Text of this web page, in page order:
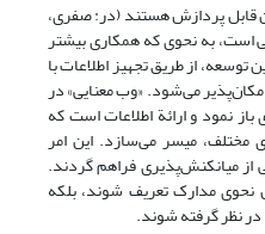
قابل پردازش هستند (در: صفری،
است، به نحوی که همکاری بیشتر
توسعه، از طریق تجهیز اطلاعات با
می‌شود. «وب معنایی» در
نمود و ارائة اطلاعات است که
مختلف، میسر می‌سازد. این امر
میانکنش‌پذیری فراهم گردند.
نحوی مدارک تعریف شوند، بلکه
در نظر گرفته شوند.